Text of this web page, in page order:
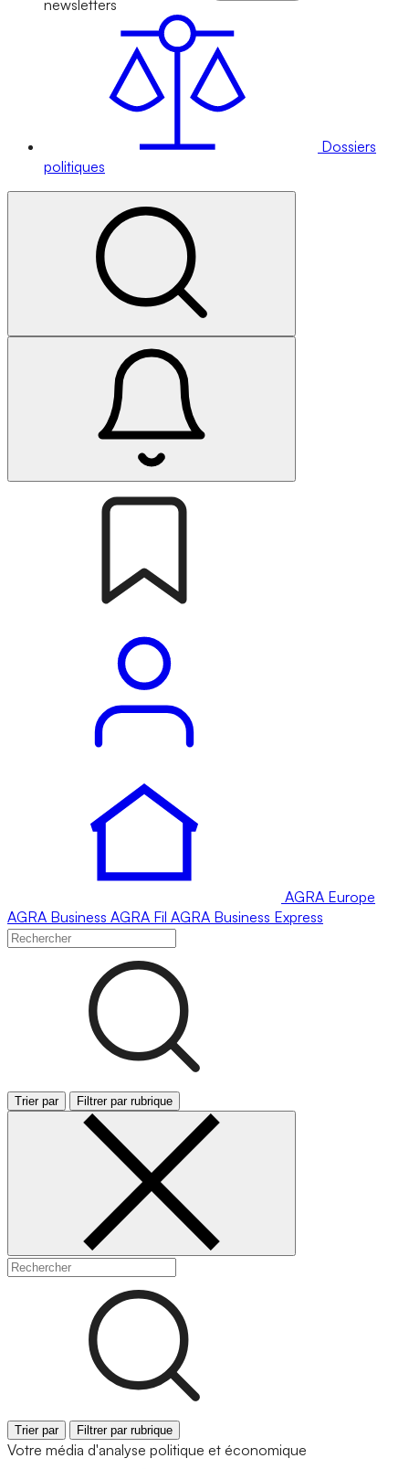
newsletters
Dossiers
politiques
AGRA Europe
AGRA Business AGRA Fil AGRA Business Express
Trier par Filtrer par rubrique
Trier par Filtrer par rubrique
Votre média d'analyse politique et économique